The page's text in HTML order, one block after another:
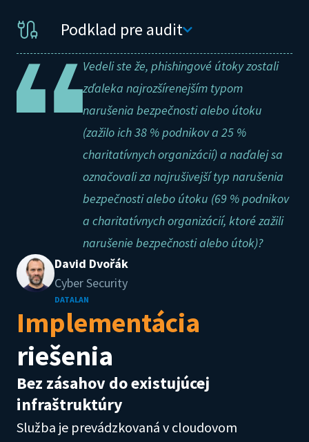
Podklad pre audit
Vedeli ste že, phishingové útoky zostali
zďaleka najrozšírenejším typom
narušenia bezpečnosti alebo útoku
(zažilo ich 38 % podnikov a 25 %
charitatívnych organizácií) a naďalej sa
označovali za najrušivejší typ narušenia
bezpečnosti alebo útoku (69 % podnikov
a charitatívnych organizácií, ktoré zažili
narušenie bezpečnosti alebo útok)?
David Dvořák
Cyber Security
DATALAN
Implementácia
riešenia
Bez zásahov do existujúcej
infraštruktúry
Služba je prevádzkovaná v cloudovom